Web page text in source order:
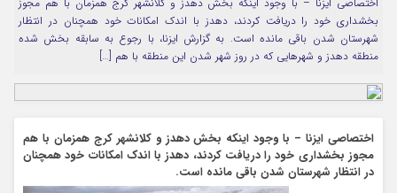
مرا به خاطر بسپار
بخشداری خود را دریافت کردند، دهدز با اندک امکانات خود همچنان در انتظار
شهرستان شدن باقی مانده است. به گزارش ایزنا، با رجوع به سابقه بخش شده
منطقه دهدز و شهرهایی که در روز شهر شدن این منطقه با هم […]
اختصاصی ایزنا – با وجود اینکه بخش دهدز و کلانشهر کرج همزمان با هم
مجوز بخشداری خود را دریافت کردند، دهدز با اندک امکانات خود همچنان
در انتظار شهرستان شدن باقی مانده است.